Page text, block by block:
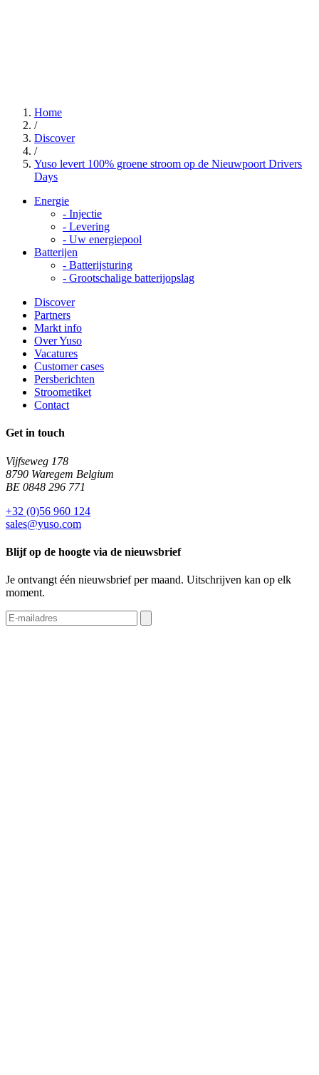
Home
/
Discover
/
Yuso levert 100% groene stroom op de Nieuwpoort Drivers
Days
Energie
- Injectie
- Levering
- Uw energiepool
Batterijen
- Batterijsturing
- Grootschalige batterijopslag
Discover
Partners
Markt info
Over Yuso
Vacatures
Customer cases
Persberichten
Stroometiket
Contact
Get in touch
Vijfseweg 178
8790 Waregem Belgium
BE 0848 296 771
+32 (0)56 960 124
sales@yuso.com
Blijf op de hoogte via de nieuwsbrief
Je ontvangt één nieuwsbrief per maand. Uitschrijven kan op elk
moment.